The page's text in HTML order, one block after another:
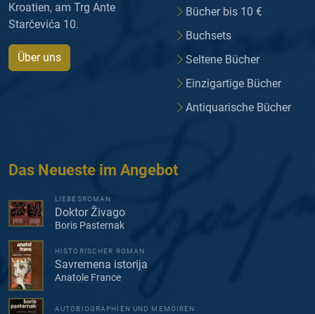
Kroatien, am Trg Ante
Starčevića 10.
Über uns
Bücher bis 10 €
Buchsets
Seltene Bücher
Einzigartige Bücher
Antiquarische Bücher
Das Neueste im Angebot
LIEBESROMAN
Doktor Živago
Boris Pasternak
HISTORISCHER ROMAN
Savremena istorija
Anatole France
AUTOBIOGRAPHIEN UND MEMOIREN